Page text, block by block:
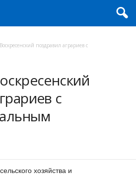
поздравил аграриев с
с
хозяйства и